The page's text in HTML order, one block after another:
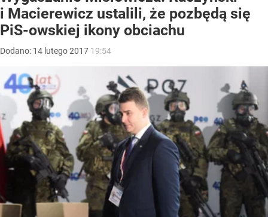
i Macierewicz ustalili, że pozbędą się
PiS-owskiej ikony obciachu
Dodano: 14 lutego2017 19:54